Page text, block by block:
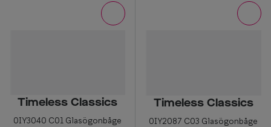
Timeless Classics
0IY3040 C01 Glasögonbåge
Timeless Classics
0IY2087 C03 Glasögonbåge